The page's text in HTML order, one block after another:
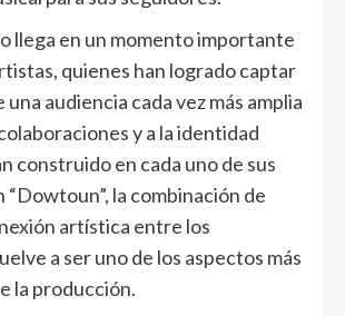
llega en un momento importante
quienes han logrado captar
una audiencia cada vez más amplia
y a la identidad
construido en cada uno de sus
“Dowtoun”, la combinación de
artística entre los
a ser uno de los aspectos más
la producción.